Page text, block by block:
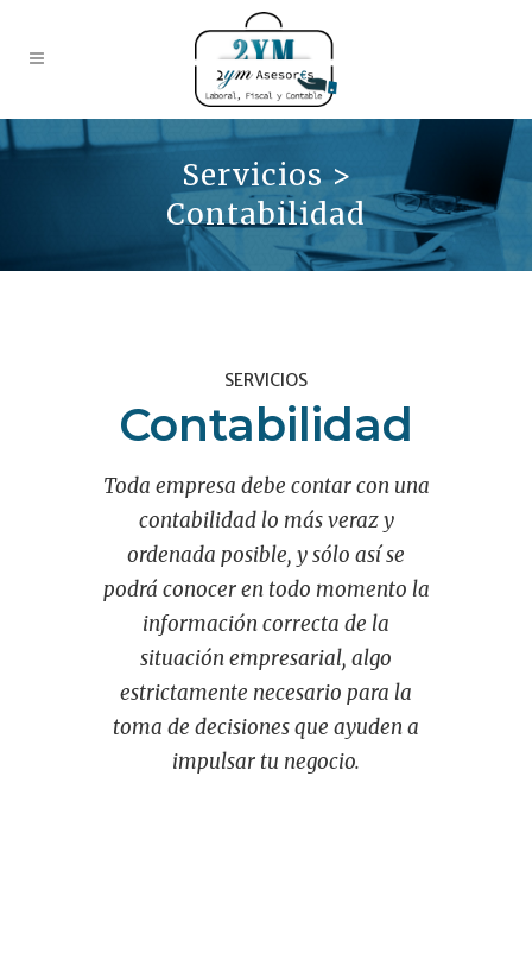
Servicios >
Contabilidad
SERVICIOS
Contabilidad
Toda empresa debe contar con una
contabilidad lo más veraz y
ordenada posible, y sólo así se
podrá conocer en todo momento la
información correcta de la
situación empresarial, algo
estrictamente necesario para la
toma de decisiones que ayuden a
impulsar tu negocio.